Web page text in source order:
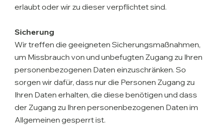
erlaubt oder wir zu dieser verpflichtet sind.
Sicherung
Wir treffen die geeigneten Sicherungsmaßnahmen,
um Missbrauch von und unbefugten Zugang zu Ihren
personenbezogenen Daten einzuschränken. So
sorgen wir dafür, dass nur die Personen Zugang zu
Ihren Daten erhalten, die diese benötigen und dass
der Zugang zu Ihren personenbezogenen Daten im
Allgemeinen gesperrt ist.